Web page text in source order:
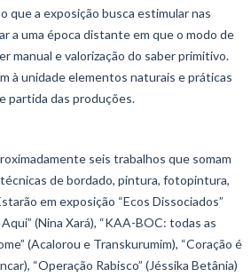
que a exposição busca estimular nas
a uma época distante em que o modo de
manual e valorização do saber primitivo.
à unidade elementos naturais e práticas
partida das produções.
seis trabalhos que somam
de bordado, pintura, fotopintura,
em exposição “Ecos Dissociados”
(Nina Xará), “KAA-BOC: todas as
(Acalorou e Transkurumim), “Coração é
“Operação Rabisco” (Jéssika Betânia)